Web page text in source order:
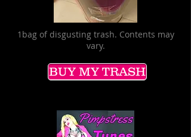
1bag of disgusting trash. Contents may
vary.
BUY MY TRASH